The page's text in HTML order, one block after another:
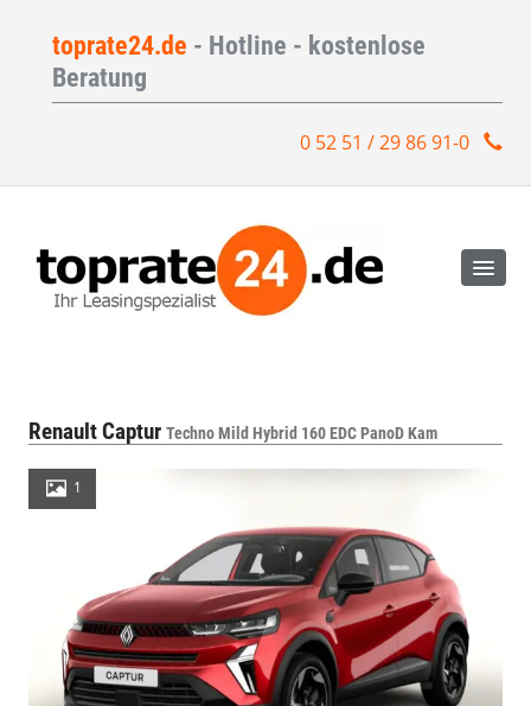
toprate24.de - Hotline - kostenlose
Beratung
0 52 51 / 29 86 91-0
Renault Captur Techno Mild Hybrid 160 EDC PanoD Kam
1